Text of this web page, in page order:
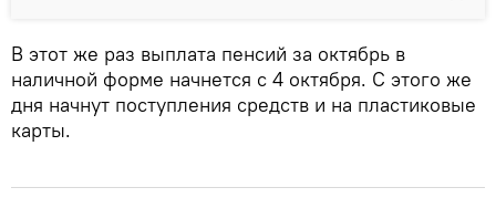
В этот же раз выплата пенсий за октябрь в
наличной форме начнется с 4 октября. С этого же
дня начнут поступления средств и на пластиковые
карты.